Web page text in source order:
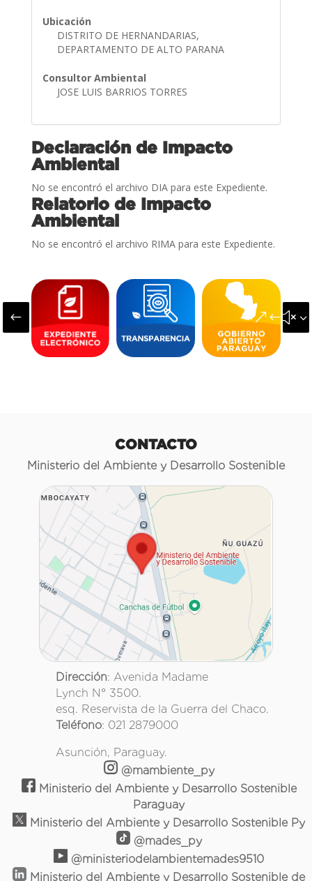
Ubicación
DISTRITO DE HERNANDARIAS,
DEPARTAMENTO DE ALTO PARANA
Consultor Ambiental
JOSE LUIS BARRIOS TORRES
Declaración de Impacto
Ambiental
No se encontró el archivo DIA para este Expediente.
Relatorio de Impacto
Ambiental
No se encontró el archivo RIMA para este Expediente.
#
CONTACTO
Ministerio del Ambiente y Desarrollo Sostenible
Dirección: Avenida Madame
Lynch N° 3500.
esq. Reservista de la Guerra del Chaco.
Teléfono: 021 2879000
Asunción, Paraguay.
@mambiente_py
Ministerio del Ambiente y Desarrollo Sostenible
Paraguay
Ministerio del Ambiente y Desarrollo Sostenible Py
@mades_py
@ministeriodelambientemades9510
Ministerio del Ambiente y Desarrollo Sostenible de